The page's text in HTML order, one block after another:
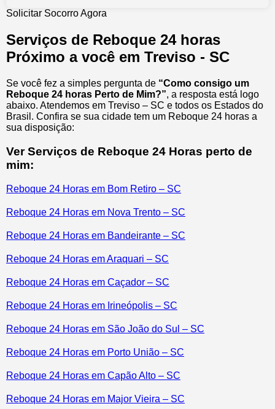
Solicitar Socorro Agora
Serviços de Reboque 24 horas
Próximo a você em Treviso - SC
Se você fez a simples pergunta de “Como consigo um
Reboque 24 horas Perto de Mim?”, a resposta está logo
abaixo. Atendemos em Treviso – SC e todos os Estados do
Brasil. Confira se sua cidade tem um Reboque 24 horas a
sua disposição:
Ver Serviços de Reboque 24 Horas perto de
mim:
Reboque 24 Horas em Bom Retiro – SC
Reboque 24 Horas em Nova Trento – SC
Reboque 24 Horas em Bandeirante – SC
Reboque 24 Horas em Araquari – SC
Reboque 24 Horas em Caçador – SC
Reboque 24 Horas em Irineópolis – SC
Reboque 24 Horas em São João do Sul – SC
Reboque 24 Horas em Porto União – SC
Reboque 24 Horas em Capão Alto – SC
Reboque 24 Horas em Major Vieira – SC